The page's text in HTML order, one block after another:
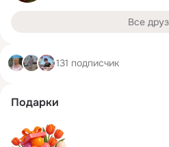
Все
131 подписчик
Подарки